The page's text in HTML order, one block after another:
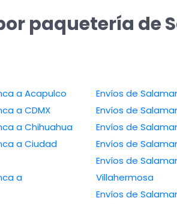
paquetería de
a Acapulco
a CDMX
a Chihuahua
a Ciudad
a
Envíos de
Envíos de
Envíos de
Envíos de
Envíos de
Villahermosa
Envíos de